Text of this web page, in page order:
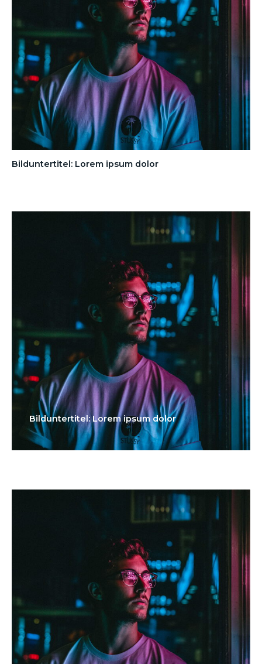
Bilduntertitel: Lorem ipsum dolor
Bilduntertitel: Lorem ipsum dolor